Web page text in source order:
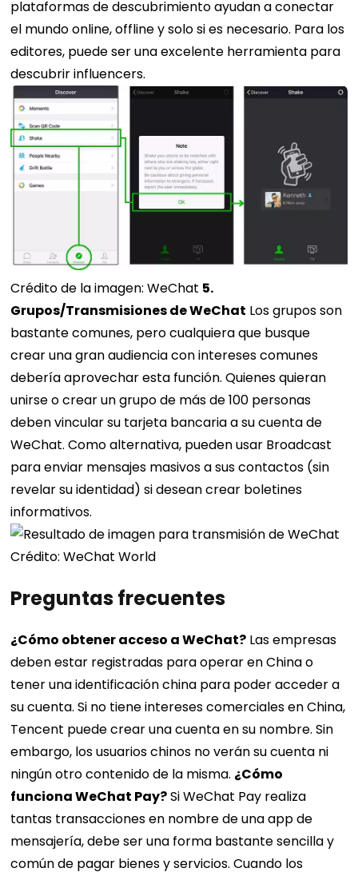
plataformas de descubrimiento ayudan a conectar
el mundo online, offline y solo si es necesario. Para los
editores, puede ser una excelente herramienta para
descubrir influencers.
Crédito de la imagen: WeChat 5.
Grupos/Transmisiones de WeChat Los grupos son
bastante comunes, pero cualquiera que busque
crear una gran audiencia con intereses comunes
debería aprovechar esta función. Quienes quieran
unirse o crear un grupo de más de 100 personas
deben vincular su tarjeta bancaria a su cuenta de
WeChat. Como alternativa, pueden usar Broadcast
para enviar mensajes masivos a sus contactos (sin
revelar su identidad) si desean crear boletines
informativos.
Crédito: WeChat World
Preguntas frecuentes
¿Cómo obtener acceso a WeChat? Las empresas
deben estar registradas para operar en China o
tener una identificación china para poder acceder a
su cuenta. Si no tiene intereses comerciales en China,
Tencent puede crear una cuenta en su nombre. Sin
embargo, los usuarios chinos no verán su cuenta ni
ningún otro contenido de la misma. ¿Cómo
funciona WeChat Pay?Si WeChat Pay realiza
tantas transacciones en nombre de una app de
mensajería, debe ser una forma bastante sencilla y
común de pagar bienes y servicios. Cuando los